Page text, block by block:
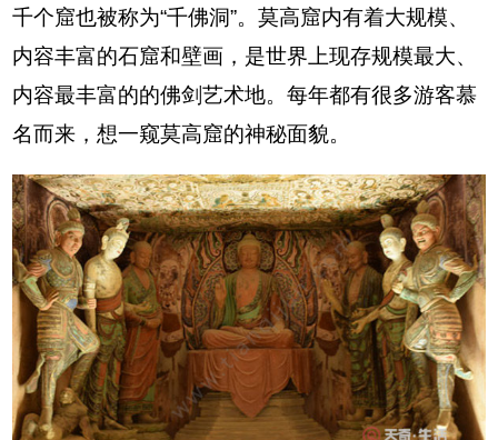
千个窟也被称为“千佛洞”。莫高窟内有着大规模、
内容丰富的石窟和壁画，是世界上现存规模最大、
内容最丰富的的佛剑艺术地。每年都有很多游客慕
名而来，想一窥莫高窟的神秘面貌。